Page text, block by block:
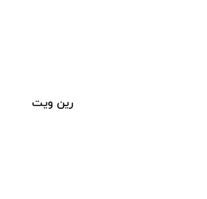
رین ویت